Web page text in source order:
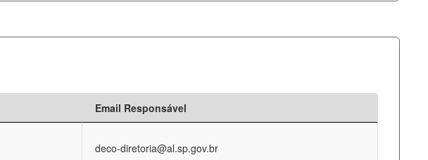
Email Responsável
deco-diretoria@al.sp.gov.br